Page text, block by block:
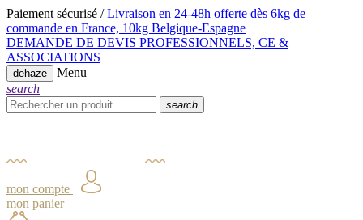
Paiement sécurisé / Livraison en 24-48h offerte dès 6kg de
commande en France, 10kg Belgique-Espagne
DEMANDE DE DEVIS PROFESSIONNELS, CE &
ASSOCIATIONS
dehaze
Menu
search
search
mon compte
mon panier